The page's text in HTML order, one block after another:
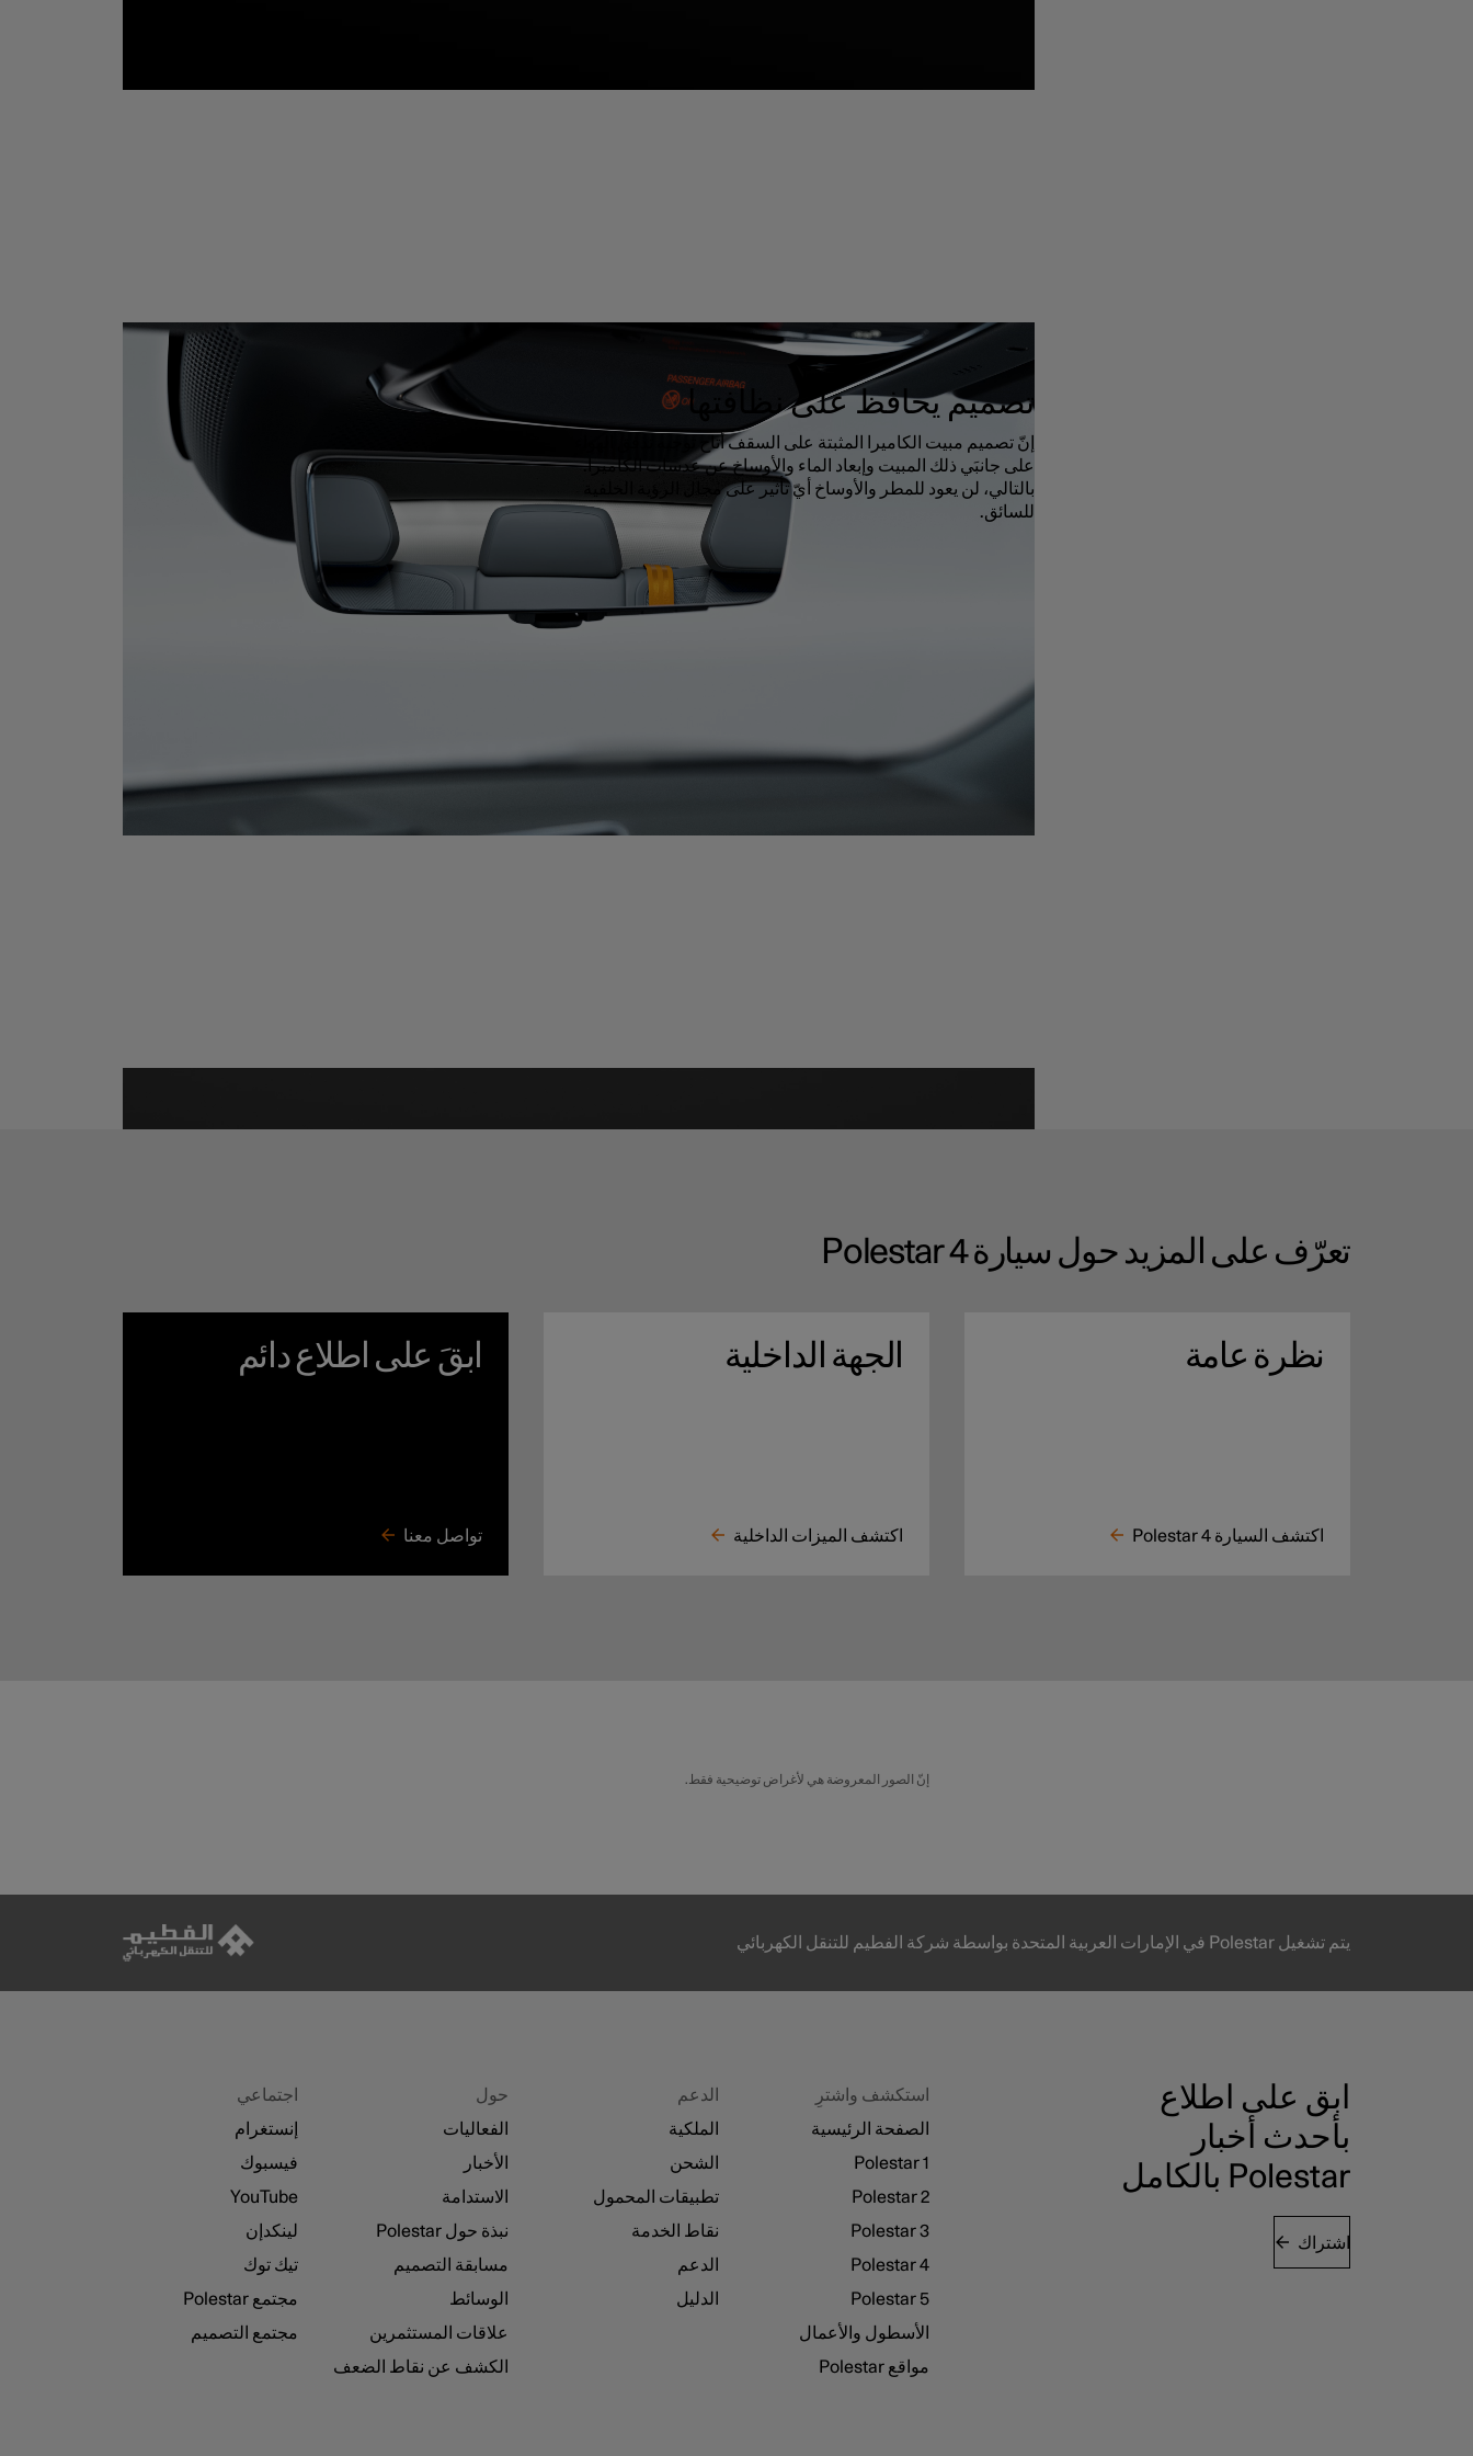
تصميم يحافظ على نظافتها
إنّ تصميم مبيت الكاميرا المثبتة على السقف أتاح توجيه تدفق الهواء
على جانبَي ذلك المبيت وإبعاد الماء والأوساخ عن عدسات الكاميرا.
بالتالي، لن يعود للمطر والأوساخ أيّ تأثير على مجال الرؤية الخلفية
للسائق.
تعرّف على المزيد حول سيارة Polestar 4
نظرة عامة
اكتشف السيارة Polestar 4
الجهة الداخلية
اكتشف الميزات الداخلية
ابقَ على اطلاع دائم
تواصل معنا
إنّ الصور المعروضة هي لأغراض توضيحية فقط.
يتم تشغيل Polestar في الإمارات العربية المتحدة بواسطة شركة الفطيم للتنقل الكهربائي
ابق على اطلاع
بأحدث أخبار
Polestar بالكامل
اشتراك
استكشف واشترِ
الصفحة الرئيسية
Polestar 1
Polestar 2
Polestar 3
Polestar 4
Polestar 5
الأسطول والأعمال
مواقع Polestar
الدعم
الملكية
الشحن
تطبيقات المحمول
نقاط الخدمة
الدعم
الدليل
حول
الفعاليات
الأخبار
الاستدامة
نبذة حول Polestar
مسابقة التصميم
الوسائط
علاقات المستثمرين
الكشف عن نقاط الضعف
اجتماعي
إنستغرام
فيسبوك
YouTube
لينكدإن
تيك توك
مجتمع Polestar
مجتمع التصميم